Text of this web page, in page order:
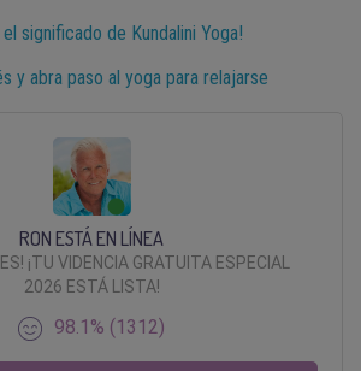
significado de Kundalini Yoga!
y abra paso al yoga para relajarse
RON ESTÁ EN LÍNEA
¡TU VIDENCIA GRATUITA ESPECIAL
2026 ESTÁ LISTA!
98.1% (1312)